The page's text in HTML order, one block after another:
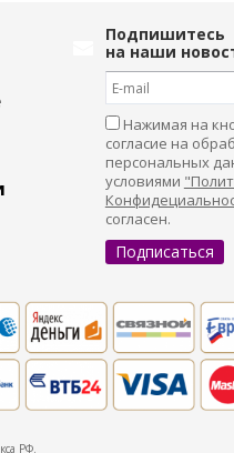
Подпишитесь
на наши
Нажимая на
согласие на
персональных
условиями
согласен.
РФ.